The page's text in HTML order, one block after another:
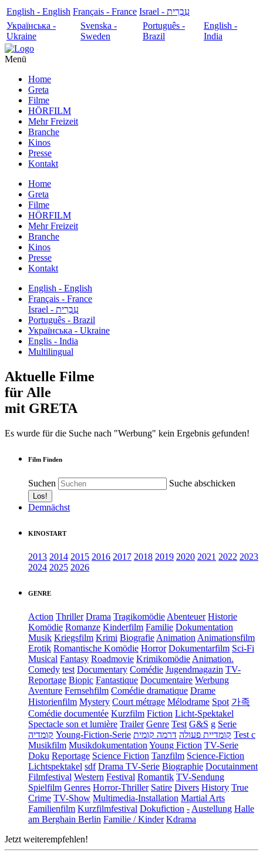
English - English Français - France
עִבְרִית - Israel
Українська -
Ukraine
Svenska -
Sweden
Português -
Brazil
English -
India
Menü
Home
Greta
Filme
HÖRFILM
Mehr Freizeit
Branche
Kinos
Presse
Kontakt
Home
Greta
Filme
HÖRFILM
Mehr Freizeit
Branche
Kinos
Presse
Kontakt
English - English
Français - France
עִבְרִית - Israel
Português - Brazil
Українська - Ukraine
Englis - India
Multilingual
Aktuelle Filme
für Alle
mit GRETA
Es wurde für die Suche nach "Werbung" kein Ergebnis gefunden!
Film Finden
Suchen Suche abschicken
Demnächst
KINOSTART
2013 2014 2015 2016 2017 2018 2019 2020 2021 2022 2023
2024 2025 2026
GENRE
Action Thriller Drama Tragikomödie Abenteuer Historie
Komödie Romanze Kinderfilm Familie Dokumentation
Musik Kriegsfilm Krimi Biografie Animation Animationsfilm
Erotik Romantische Komödie Horror Dokumentarfilm Sci-Fi
Musical Fantasy Roadmovie Krimikomödie Animation.
Comedy test Documentary Comédie Jugendmagazin TV-
Reportage Biopic Fantastique Documentaire Werbung
Aventure Fernsehfilm Comédie dramatique Drame
Historienfilm Mystery Court métrage Mélodrame Spot 가족
Comédie documentée Kurzfilm Fiction Licht-Spektakel
Spectacle son et lumière Trailer Genre Test G&S g Serie
קומדיה Young-Fiction-Serie קומדיית פעולה דרמה קומית
Test c
Musikfilm Musikdokumentation Young Fiction TV-Serie
Doku Reportage Science Fiction Tanzfilm Science-Fiction
Lichtspektakel sdf Drama TV-Serie Biographie Docutainment
Filmfestival Western Festival Romantik TV-Sendung
Spielfilm Genres Horror-Thriller Satire Divers History True
Crime TV-Show Multimedia-Installation Martial Arts
Familienfilm Kurzfilmfestival Dokufiction - Austellung Halle
am Berghain Berlin Familie / Kinder Kdrama
Jetzt weiterempfehlen!